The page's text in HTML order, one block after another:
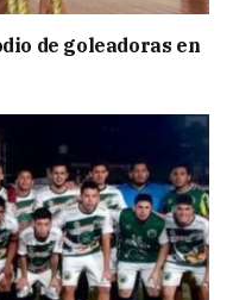
de goleadoras en